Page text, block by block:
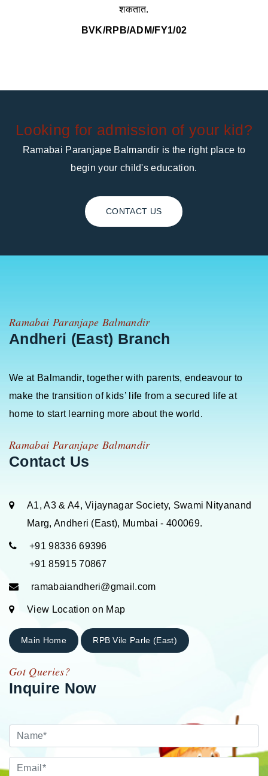
शकतात.
BVK/RPB/ADM/FY1/02
Looking for admission of your kid?
Ramabai Paranjape Balmandir is the right place to
begin your child's education.
CONTACT US
Ramabai Paranjape Balmandir
Andheri (East) Branch
We at Balmandir, together with parents, endeavour to
make the transition of kids’ life from a secured life at
home to start learning more about the world.
Ramabai Paranjape Balmandir
Contact Us
A1, A3 & A4, Vijaynagar Society, Swami Nityanand
Marg, Andheri (East), Mumbai - 400069.
+91 98336 69396
+91 85915 70867
ramabaiandheri@gmail.com
View Location on Map
Main Home RPB Vile Parle (East)
Got Queries?
Inquire Now